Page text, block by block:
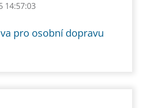
14:57:03
pro osobní dopravu